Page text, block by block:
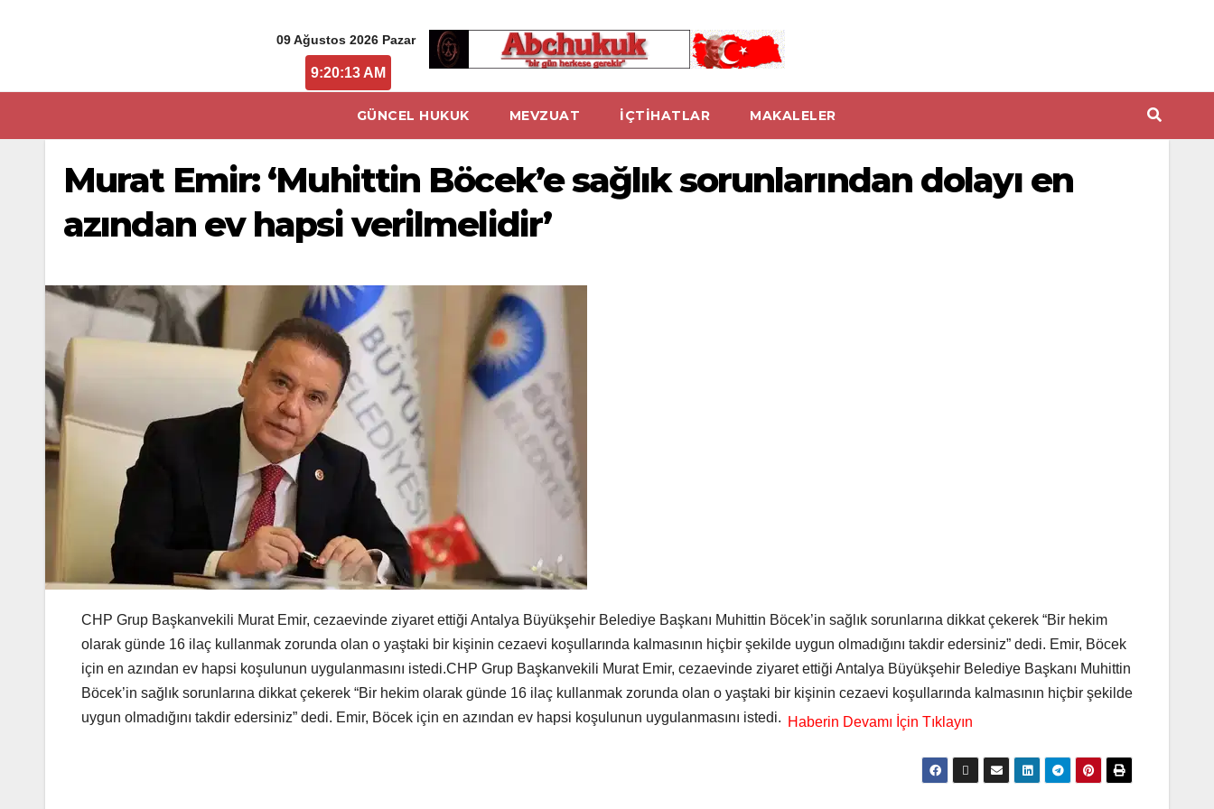
09 Ağustos 2026 Pazar
9:20:14 AM
GÜNCEL HUKUK MEVZUAT İÇTİHATLAR MAKALELER
Murat Emir: ‘Muhittin Böcek’e sağlık sorunlarından dolayı en
azından ev hapsi verilmelidir’
CHP Grup Başkanvekili Murat Emir, cezaevinde ziyaret ettiği Antalya Büyükşehir Belediye Başkanı Muhittin Böcek’in sağlık sorunlarına dikkat çekerek “Bir hekim
olarak günde 16 ilaç kullanmak zorunda olan o yaştaki bir kişinin cezaevi koşullarında kalmasının hiçbir şekilde uygun olmadığını takdir edersiniz” dedi. Emir, Böcek
için en azından ev hapsi koşulunun uygulanmasını istedi.CHP Grup Başkanvekili Murat Emir, cezaevinde ziyaret ettiği Antalya Büyükşehir Belediye Başkanı Muhittin
Böcek’in sağlık sorunlarına dikkat çekerek “Bir hekim olarak günde 16 ilaç kullanmak zorunda olan o yaştaki bir kişinin cezaevi koşullarında kalmasının hiçbir şekilde
uygun olmadığını takdir edersiniz” dedi. Emir, Böcek için en azından ev hapsi koşulunun uygulanmasını istedi.